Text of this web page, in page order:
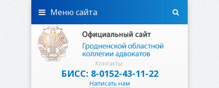
Контакты:
БИСС: 8-0152-43-11-22
Написать нам
Меню сайта